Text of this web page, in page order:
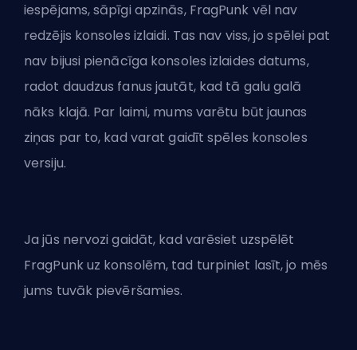
iespējams, sāpīgi apzinās, FragPunk vēl nav
redzējis konsoles izlaidi. Tas nav viss, jo spēlei pat
nav bijusi pienācīga konsoles izlaides datums,
radot daudzus fanus jautāt, kad tā galu galā
nāks klajā. Par laimi, mums varētu būt jaunas
ziņas par to, kad varat gaidīt spēles konsoles
versiju.
Ja jūs nervozi gaidāt, kad varēsiet uzspēlēt
FragPunk uz konsolēm, tad turpiniet lasīt, jo mēs
jums tuvāk pievēršamies.